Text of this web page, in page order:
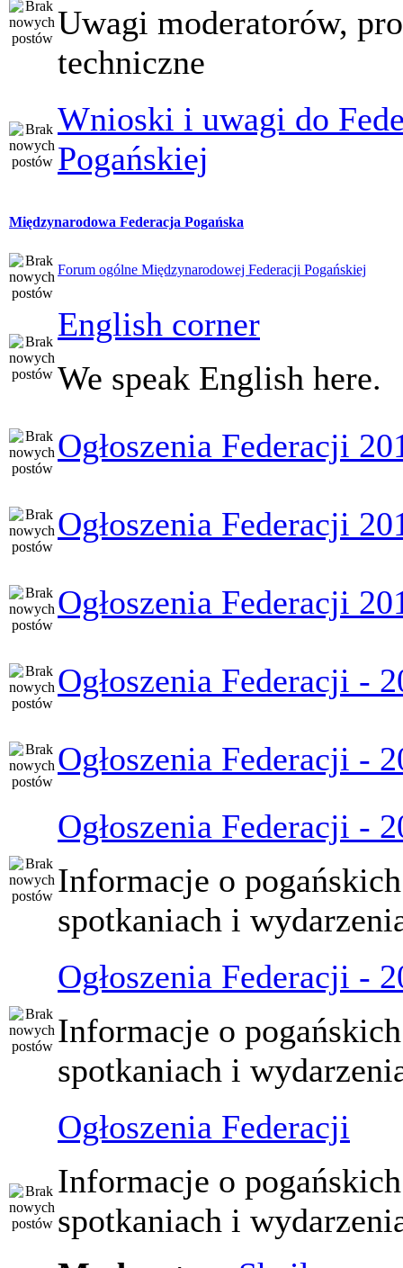
Uwagi moderatorów,
techniczne
Wnioski i uwagi do
Pogańskiej
Międzynarodowa Federacja Pogańska
Forum ogólne Międzynarodowej Federacji Pogańskiej
English corner
We speak English here.
Ogłoszenia Federacji
Ogłoszenia Federacji
Ogłoszenia Federacji
Ogłoszenia Federacji -
Ogłoszenia Federacji -
Ogłoszenia Federacji -
Informacje o pogańskich
spotkaniach i
Ogłoszenia Federacji -
Informacje o pogańskich
spotkaniach i
Ogłoszenia Federacji
Informacje o pogańskich
spotkaniach i